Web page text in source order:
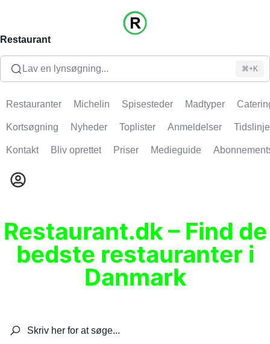
Restaurant
Lav en lynsøgning... ⌘+K
Restauranter Michelin Spisesteder Madtyper
Kortsøgning Nyheder Toplister Anmeldelser Tidslinje
Kontakt Bliv oprettet Priser Medieguide
Restaurant.dk – Find de
bedste restauranter i
Danmark